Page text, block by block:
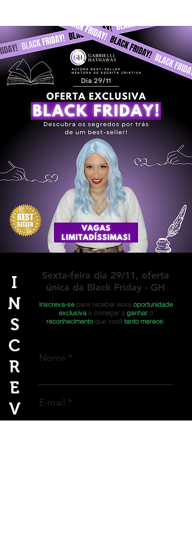
I
N
S
C
R
E
V
Sexta-feira dia 29/11, oferta
única da Black Friday - GH
Inscreva-se para receber essa oportunidade
exclusiva e começar a ganharo
reconhecimento que você tanto merece
Nome
E-mail